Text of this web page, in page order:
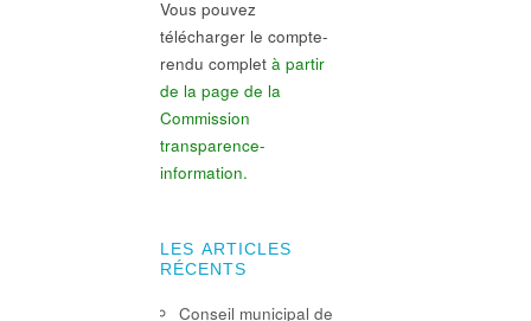
Vous pouvez
télécharger le compte-
rendu complet à partir
de la page de la
Commission
transparence-
information.
LES ARTICLES
RÉCENTS
Conseil municipal de